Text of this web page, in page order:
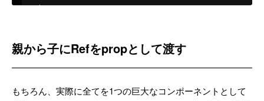
親から子にRefをpropとして渡す
もちろん、実際に全てを1つの巨大なコンポーネントとして